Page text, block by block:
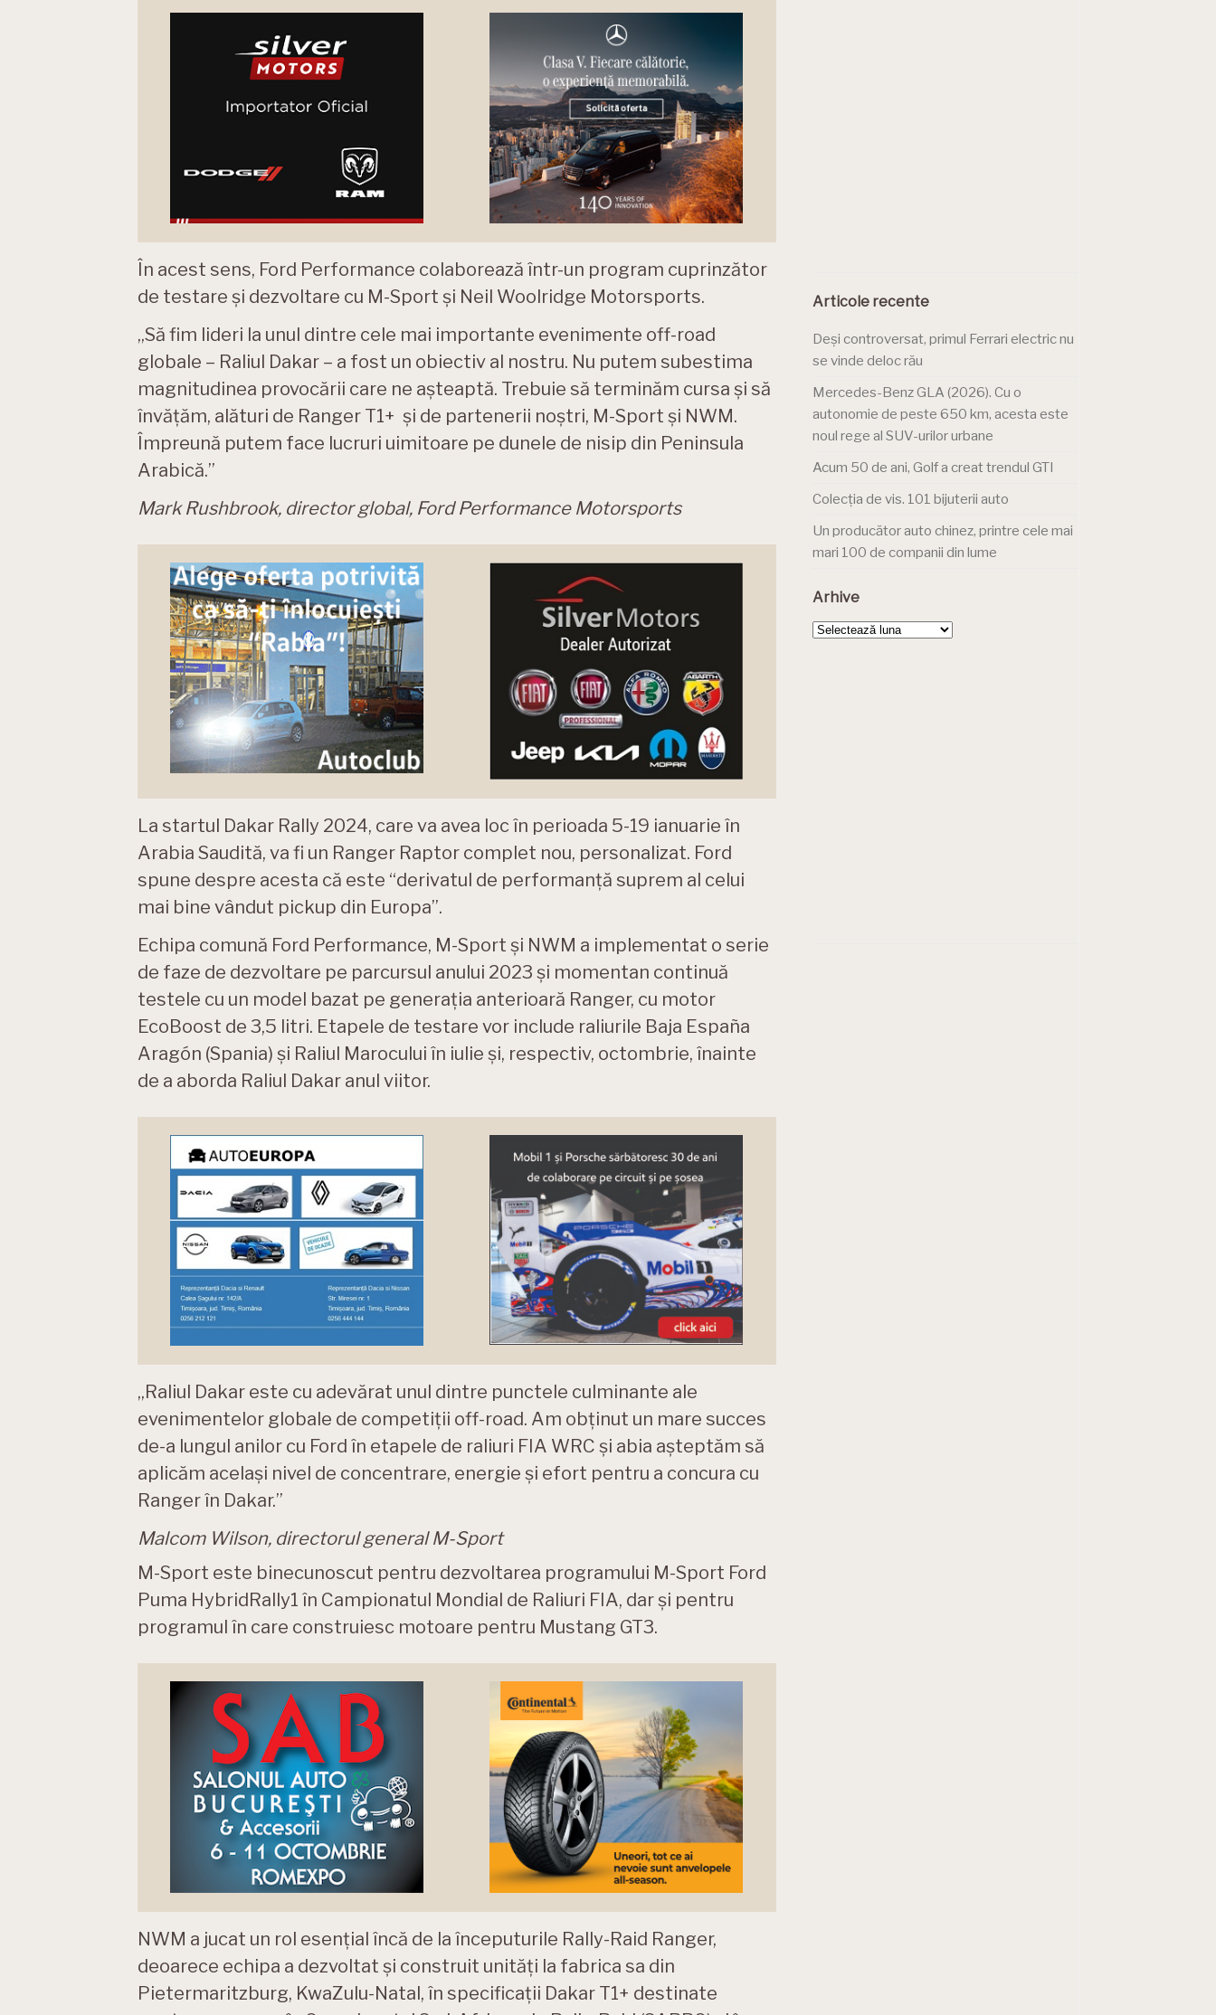
În acest sens, Ford Performance colaborează într-un program cuprinzător
de testare și dezvoltare cu M-Sport și Neil Woolridge Motorsports.
„Să fim lideri la unul dintre cele mai importante evenimente off-road
globale – Raliul Dakar – a fost un obiectiv al nostru. Nu putem subestima
magnitudinea provocării care ne așteaptă. Trebuie să terminăm cursa și să
învățăm, alături de Ranger T1+ și de partenerii noștri, M-Sport și NWM.
Împreună putem face lucruri uimitoare pe dunele de nisip din Peninsula
Arabică.”
Mark Rushbrook, director global, Ford Performance Motorsports
La startul Dakar Rally 2024, care va avea loc în perioada 5-19 ianuarie în
Arabia Saudită, va fi un Ranger Raptor complet nou, personalizat. Ford
spune despre acesta că este “derivatul de performanță suprem al celui
mai bine vândut pickup din Europa”.
Echipa comună Ford Performance, M-Sport și NWM a implementat o serie
de faze de dezvoltare pe parcursul anului 2023 și momentan continuă
testele cu un model bazat pe generația anterioară Ranger, cu motor
EcoBoost de 3,5 litri. Etapele de testare vor include raliurile Baja España
Aragón (Spania) și Raliul Marocului în iulie și, respectiv, octombrie, înainte
de a aborda Raliul Dakar anul viitor.
„Raliul Dakar este cu adevărat unul dintre punctele culminante ale
evenimentelor globale de competiții off-road. Am obținut un mare succes
de-a lungul anilor cu Ford în etapele de raliuri FIA WRC și abia așteptăm să
aplicăm același nivel de concentrare, energie și efort pentru a concura cu
Ranger în Dakar.”
Malcom Wilson, directorul general M-Sport
M-Sport este binecunoscut pentru dezvoltarea programului M-Sport Ford
Puma HybridRally1 în Campionatul Mondial de Raliuri FIA, dar și pentru
programul în care construiesc motoare pentru Mustang GT3.
NWM a jucat un rol esențial încă de la începuturile Rally-Raid Ranger,
deoarece echipa a dezvoltat și construit unități la fabrica sa din
Pietermaritzburg, KwaZulu-Natal, în specificații Dakar T1+ destinate
Articole recente
Deși controversat, primul Ferrari electric nu
se vinde deloc rău
Mercedes-Benz GLA (2026). Cu o
autonomie de peste 650 km, acesta este
noul rege al SUV-urilor urbane
Acum 50 de ani, Golf a creat trendul GTI
Colecția de vis. 101 bijuterii auto
Un producător auto chinez, printre cele mai
mari 100 de companii din lume
Arhive
Arhive